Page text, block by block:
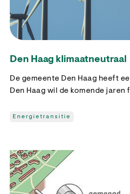
Den Haag klimaatneutraal
De gemeente Den Haag heeft
Den Haag wil de komende jaren
Energietransitie